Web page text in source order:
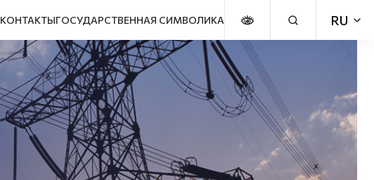
КОНТАКТЫГОСУДАРСТВЕННАЯ СИМВОЛИКА